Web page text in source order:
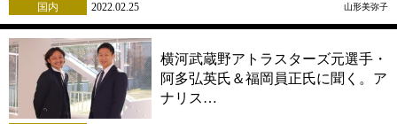
国内 2022.02.25 山形美弥子
横河武蔵野アトラスターズ元選手・
阿多弘英氏＆福岡員正氏に聞く。ア
ナリス…